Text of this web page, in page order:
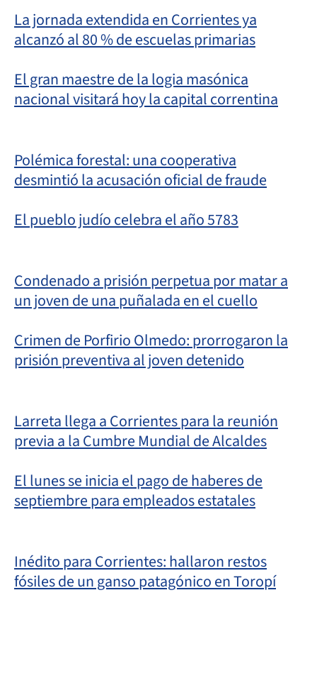
La jornada extendida en Corrientes ya
alcanzó al 80 % de escuelas primarias
El gran maestre de la logia masónica
nacional visitará hoy la capital correntina
Polémica forestal: una cooperativa
desmintió la acusación oficial de fraude
El pueblo judío celebra el año 5783
Condenado a prisión perpetua por matar a
un joven de una puñalada en el cuello
Crimen de Porfirio Olmedo: prorrogaron la
prisión preventiva al joven detenido
Larreta llega a Corrientes para la reunión
previa a la Cumbre Mundial de Alcaldes
El lunes se inicia el pago de haberes de
septiembre para empleados estatales
Inédito para Corrientes: hallaron restos
fósiles de un ganso patagónico en Toropí